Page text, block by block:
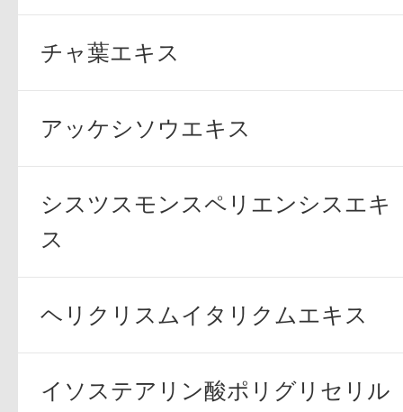
よくあるご質問
チャ葉エキス
アッケシソウエキス
シスツスモンスペリエンシスエキ
ス
ヘリクリスムイタリクムエキス
イソステアリン酸ポリグリセリル